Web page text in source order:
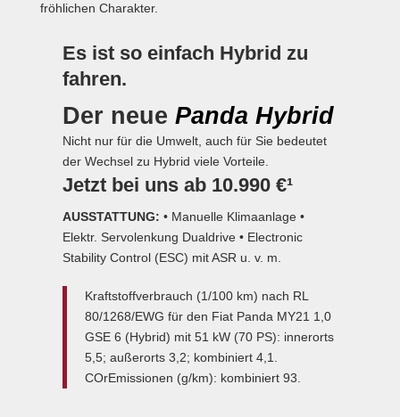
fröhlichen Charakter.
Es ist so einfach Hybrid zu
fahren.
Der neue Panda Hybrid
Nicht nur für die Umwelt, auch für Sie bedeutet
der Wechsel zu Hybrid viele Vorteile.
Jetzt bei uns ab 10.990 €¹
AUSSTATTUNG: • Manuelle Klimaanlage •
Elektr. Servolenkung Dualdrive • Electronic
Stability Control (ESC) mit ASR u. v. m.
Kraftstoffverbrauch (1/100 km) nach RL
80/1268/EWG für den Fiat Panda MY21 1,0
GSE 6 (Hybrid) mit 51 kW (70 PS): innerorts
5,5; außerorts 3,2; kombiniert 4,1.
COrEmissionen (g/km): kombiniert 93.